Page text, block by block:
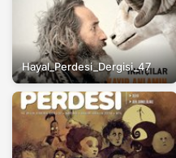
Hayal_Perdesi_Dergisi_47